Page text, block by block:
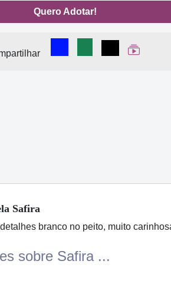
Quero Adotar!
Compartilhar no Facebook
Compartilhar no
Compartilhar
Ver Web
Safira
branco no peito, muito
sobre Safira ...